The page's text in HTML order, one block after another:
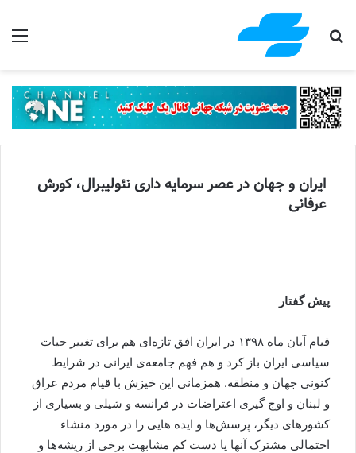
جستجو برای
ایران و جهان در عصر سرمایه داری نئولیبرال، کورش
عرفانی
پیش گفتار
قیام آبان ماه ۱۳۹۸ در ایران افق تازه‌ای هم برای تغییر حیات
سیاسی ایران باز کرد و هم فهم جامعه‌ی ایرانی در شرایط
کنونی جهان و منطقه. همزمانی این خیزش با قیام مردم عراق
و لبنان و اوج گیری اعتراضات در فرانسه و شیلی و بسیاری از
کشورهای دیگر، پرسش‌ها و ایده هایی را در مورد منشاء
احتمالی مشترک آنها یا دست کم مشابهت برخی از ریشه‌ها و